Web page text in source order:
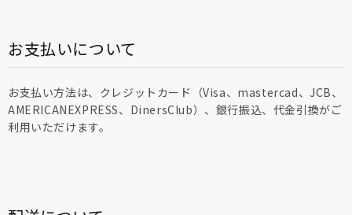
お支払いについて
お支払い方法は、クレジットカード（Visa、mastercad、JCB、
AMERICANEXPRESS、DinersClub）、銀行振込、代金引換がご
利用いただけます。